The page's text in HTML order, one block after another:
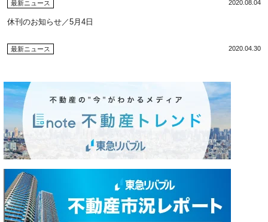
最新ニュース 2020.08.04
休刊のお知らせ／5月4日
最新ニュース 2020.04.30